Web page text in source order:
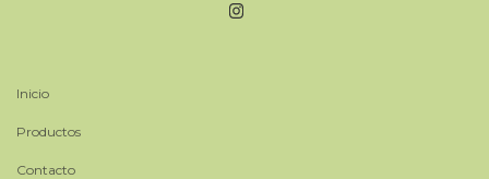
Inicio
Productos
Contacto